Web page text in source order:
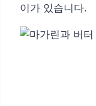
이가 있습니다.